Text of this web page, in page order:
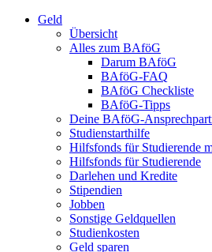
Geld
Übersicht
Alles zum BAföG
Darum BAföG
BAföG-FAQ
BAföG Checkliste
BAföG-Tipps
Deine BAföG-
Studienstarthilfe
Hilfsfonds für Studierende
Hilfsfonds für Studierende
Darlehen und Kredite
Stipendien
Jobben
Sonstige Geldquellen
Studienkosten
Geld sparen